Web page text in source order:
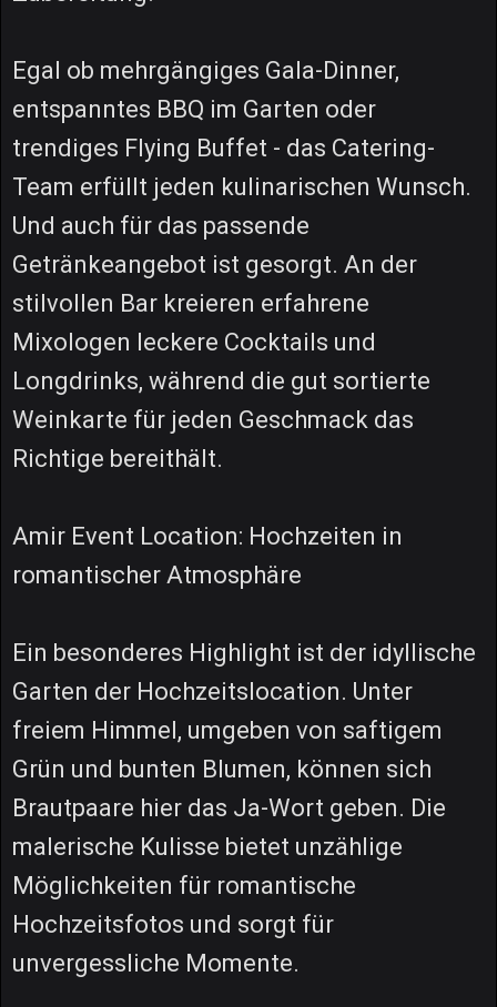
Egal ob mehrgängiges Gala-Dinner,
entspanntes BBQ im Garten oder
trendiges Flying Buffet - das Catering-
Team erfüllt jeden kulinarischen Wunsch.
Und auch für das passende
Getränkeangebot ist gesorgt. An der
stilvollen Bar kreieren erfahrene
Mixologen leckere Cocktails und
Longdrinks, während die gut sortierte
Weinkarte für jeden Geschmack das
Richtige bereithält.
Amir Event Location: Hochzeiten in
romantischer Atmosphäre
Ein besonderes Highlight ist der idyllische
Garten der Hochzeitslocation. Unter
freiem Himmel, umgeben von saftigem
Grün und bunten Blumen, können sich
Brautpaare hier das Ja-Wort geben. Die
malerische Kulisse bietet unzählige
Möglichkeiten für romantische
Hochzeitsfotos und sorgt für
unvergessliche Momente.